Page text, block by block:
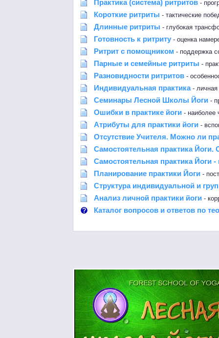
Практика (система) ритритов -
Короткие ритриты - тактические
Длинные ритриты - глубокая
Готовность к ритриту - оценка
Ритрит с помощником - поддержка
Парные и семейные ритриты -
Разновидности ритритов -
Индивидуальная практика -
Семинары Лесной Школы Йоги -
Ошибки в практике йоги - наиболее
Атрибуты для практики йоги -
Отсутствие Учителя. Можно ли
Самостоятельная практика Йоги.
Самостоятельная практика
Планирование практики Йоги -
Структура индивидуальной и
Анализ личной практики йоги -
Каталог вопросов и ответов по